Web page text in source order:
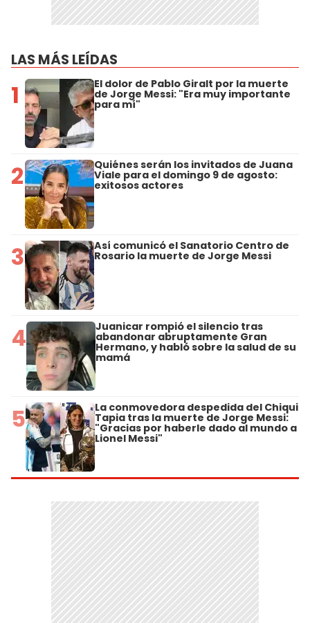
LAS MÁS LEÍDAS
1 El dolor de Pablo Giralt por la muerte
de Jorge Messi: "Era muy importante
para mí"
2 Quiénes serán los invitados de Juana
Viale para el domingo 9 de agosto:
exitosos actores
3 Así comunicó el Sanatorio Centro de
Rosario la muerte de Jorge Messi
4 Juanicar rompió el silencio tras
abandonar abruptamente Gran
Hermano, y habló sobre la salud de su
mamá
5 La conmovedora despedida del Chiqui
Tapia tras la muerte de Jorge Messi:
"Gracias por haberle dado al mundo a
Lionel Messi"